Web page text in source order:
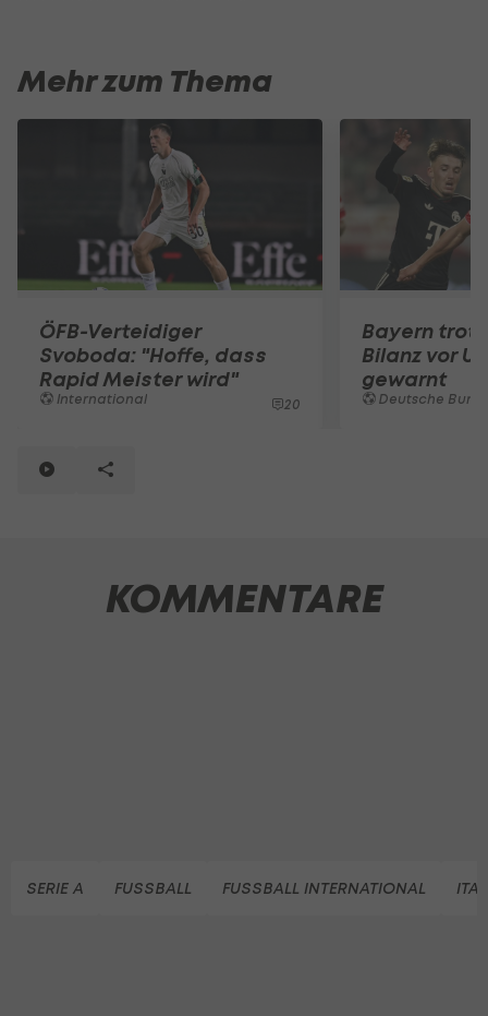
Mehr zum Thema
ÖFB-Verteidiger
Svoboda: "Hoffe, dass
Rapid Meister wird"
International 20
Bayern
Bilanz vor
gewarnt
Deutsche
KOMMENTARE
SERIE A FUSSBALL FUSSBALL INTERNATIONAL